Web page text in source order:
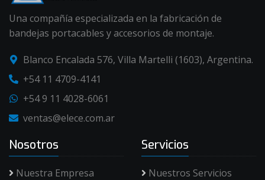
Una compañía especializada en la fabricación de
bandejas portacables y accesorios de montaje.
Blanco Encalada 576, Villa Martelli (1603), Argentina.
+54 11 4709-4141
+54 9 11 4028-6061
ventas@elece.com.ar
Nosotros
Nuestra Empresa
Servicios
Nuestros Servicios